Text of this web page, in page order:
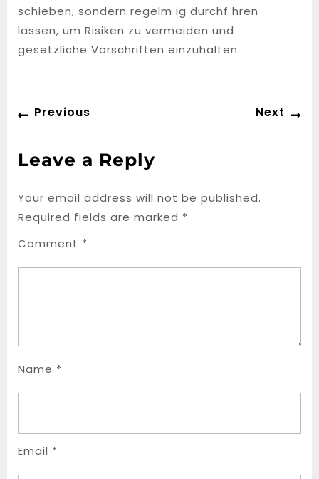
schieben, sondern regelm ig durchf hren
lassen, um Risiken zu vermeiden und
gesetzliche Vorschriften einzuhalten.
Post
navigation
Previous Next
Leave a Reply
Your email address will not be published.
Required fields are marked *
Comment *
Name *
Email *